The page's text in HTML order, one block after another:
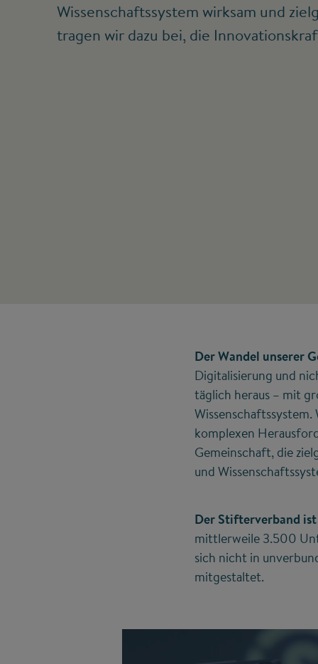
Wissenschaftssystem wirksam und
tragen wir dazu bei, die
Der Wandel unserer
Digitalisierung und
täglich heraus – mit
komplexen
Gemeinschaft, die
und
Der Stifterverband
mittlerweile 3.500
sich nicht in
mitgestaltet.